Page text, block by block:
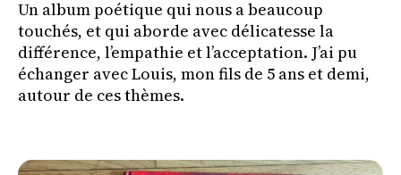
Un album poétique qui nous a beaucoup
touchés, et qui aborde avec délicatesse la
différence, l’empathie et l’acceptation. J’ai pu
échanger avec Louis, mon fils de 5 ans et demi,
autour de ces thèmes.